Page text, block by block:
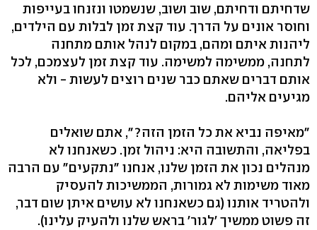
שדחיתם ודחיתם, שוב ושוב, שנשמטו ונזנחו בעייפות
וחוסר אונים על הדרך. עוד קצת זמן לבלות עם הילדים,
ליהנות איתם ומהם, במקום לנהל אותם מתחנה
לתחנה, ממשימה למשימה. עוד קצת זמן לעצמכם, לכל
אותם דברים שאתם כבר שנים רוצים לעשות - ולא
מגיעים אליהם.
"מאיפה נביא את כל הזמן הזה?", אתם שואלים
בפליאה, והתשובה היא: ניהול זמן. כשאנחנו לא
מנהלים נכון את הזמן שלנו, אנחנו "נתקעים" עם הרבה
מאוד משימות לא גמורות, הממשיכות להעסיק
ולהטריד אותנו (גם כשאנחנו לא עושים איתן שום דבר,
זה פשוט ממשיך 'לגור' בראש שלנו ולהעיק עלינו).